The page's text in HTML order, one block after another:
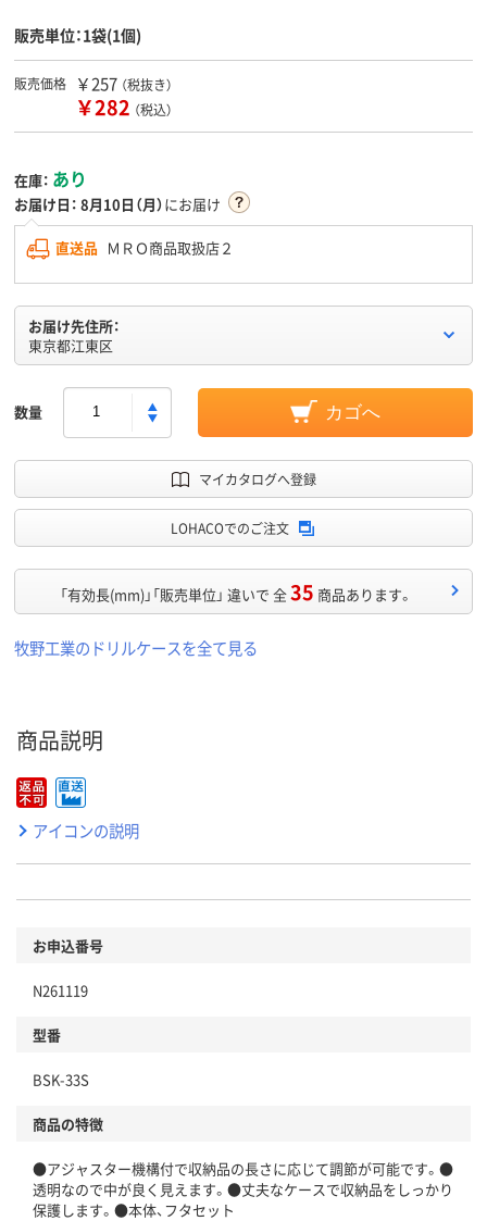
販売単位：1袋(1個)
販売価格 ￥257 （税抜き）
￥282 （税込）
在庫： あり
お届け日： 8月10日（月）にお届け
直送品 ＭＲＯ商品取扱店２
お届け先住所：
東京都江東区
数量 カゴへ
マイカタログへ登録
LOHACOでのご注文
「有効長(mm)」「販売単位」 違いで 全35 商品あります。
牧野工業のドリルケースを全て見る
商品説明
アイコンの説明
お申込番号
N261119
型番
BSK-33S
商品の特徴
●アジャスター機構付で収納品の長さに応じて調節が可能です。●
透明なので中が良く見えます。●丈夫なケースで収納品をしっかり
保護します。●本体、フタセット